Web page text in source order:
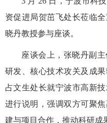
资促进局贺茁飞处长莅临
晓丹教授参与座谈。
座谈会上， 张晓丹副主
研发、核心技术攻关及成
占文生处长就宁波市高新
进行说明，强调双方可聚
建与项目合作，推动科研成